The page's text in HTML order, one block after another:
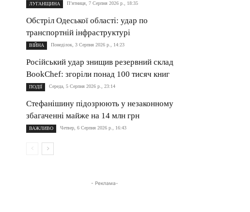
ЛУГАНЩИНА П’ятниця, 7 Серпня 2026 р., 18:35
Обстріл Одеської області: удар по
транспортній інфраструктурі
ВІЙНА Понеділок, 3 Серпня 2026 р., 14:23
Російський удар знищив резервний склад
BookChef: згоріли понад 100 тисяч книг
ПОДІЇ Середа, 5 Серпня 2026 р., 23:14
Стефанішину підозрюють у незаконному
збагаченні майже на 14 млн грн
ВАЖЛИВО Четвер, 6 Серпня 2026 р., 16:43
- Реклама-